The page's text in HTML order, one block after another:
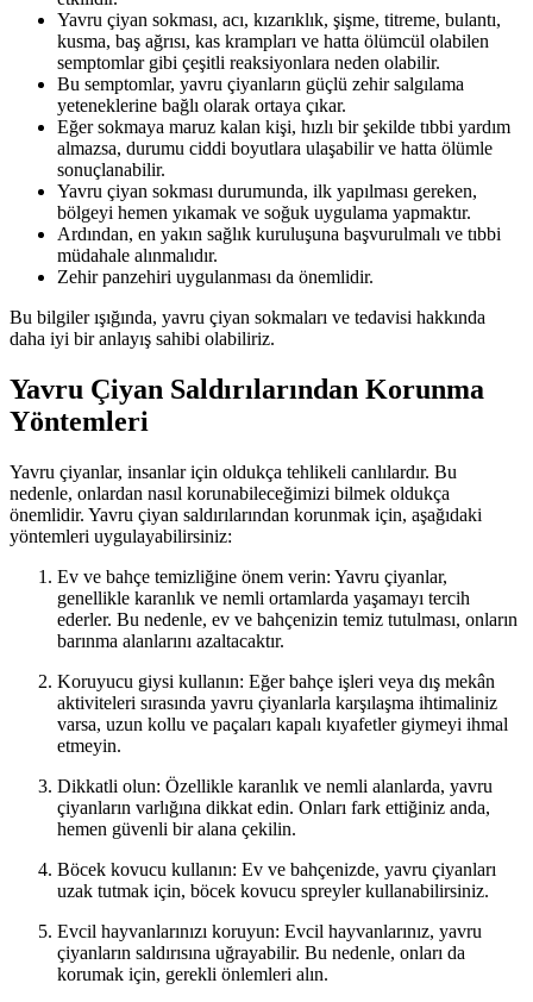
Yavru çiyan sokması, acı, kızarıklık, şişme, titreme, bulantı,
kusma, baş ağrısı, kas krampları ve hatta ölümcül olabilen
semptomlar gibi çeşitli reaksiyonlara neden olabilir.
Bu semptomlar, yavru çiyanların güçlü zehir salgılama
yeteneklerine bağlı olarak ortaya çıkar.
Eğer sokmaya maruz kalan kişi, hızlı bir şekilde tıbbi yardım
almazsa, durumu ciddi boyutlara ulaşabilir ve hatta ölümle
sonuçlanabilir.
Yavru çiyan sokması durumunda, ilk yapılması gereken,
bölgeyi hemen yıkamak ve soğuk uygulama yapmaktır.
Ardından, en yakın sağlık kuruluşuna başvurulmalı ve tıbbi
müdahale alınmalıdır.
Zehir panzehiri uygulanması da önemlidir.
Bu bilgiler ışığında, yavru çiyan sokmaları ve tedavisi hakkında
daha iyi bir anlayış sahibi olabiliriz.
Yavru Çiyan Saldırılarından Korunma
Yöntemleri
Yavru çiyanlar, insanlar için oldukça tehlikeli canlılardır. Bu
nedenle, onlardan nasıl korunabileceğimizi bilmek oldukça
önemlidir. Yavru çiyan saldırılarından korunmak için, aşağıdaki
yöntemleri uygulayabilirsiniz:
Ev ve bahçe temizliğine önem verin: Yavru çiyanlar,
genellikle karanlık ve nemli ortamlarda yaşamayı tercih
ederler. Bu nedenle, ev ve bahçenizin temiz tutulması, onların
barınma alanlarını azaltacaktır.
Koruyucu giysi kullanın: Eğer bahçe işleri veya dış mekân
aktiviteleri sırasında yavru çiyanlarla karşılaşma ihtimaliniz
varsa, uzun kollu ve paçaları kapalı kıyafetler giymeyi ihmal
etmeyin.
Dikkatli olun: Özellikle karanlık ve nemli alanlarda, yavru
çiyanların varlığına dikkat edin. Onları fark ettiğiniz anda,
hemen güvenli bir alana çekilin.
Böcek kovucu kullanın: Ev ve bahçenizde, yavru çiyanları
uzak tutmak için, böcek kovucu spreyler kullanabilirsiniz.
Evcil hayvanlarınızı koruyun: Evcil hayvanlarınız, yavru
çiyanların saldırısına uğrayabilir. Bu nedenle, onları da
korumak için, gerekli önlemleri alın.